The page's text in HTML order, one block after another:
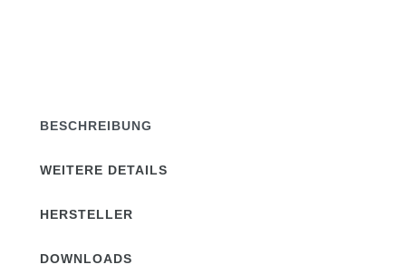
BESCHREIBUNG
WEITERE DETAILS
HERSTELLER
DOWNLOADS